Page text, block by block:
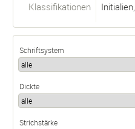
Klassifikationen Initialien,
Schriftsystem
Dickte
Strichstärke